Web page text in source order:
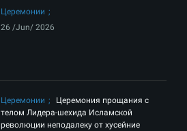
Церемонии
26 /Jun/ 2026
Церемонии
Церемония прощания с
телом Лидера-шехида Исламской
революции неподалеку от хусейние